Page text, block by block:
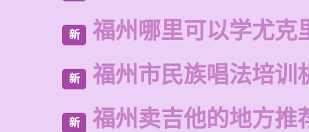
新 福州哪里可以学尤克
新 福州市民族唱法培训
新 福州卖吉他的地方推